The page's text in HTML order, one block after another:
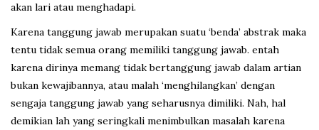
akan lari atau menghadapi.
Karena tanggung jawab merupakan suatu ‘benda’ abstrak maka
tentu tidak semua orang memiliki tanggung jawab. entah
karena dirinya memang tidak bertanggung jawab dalam artian
bukan kewajibannya, atau malah ‘menghilangkan’ dengan
sengaja tanggung jawab yang seharusnya dimiliki. Nah, hal
demikian lah yang seringkali menimbulkan masalah karena